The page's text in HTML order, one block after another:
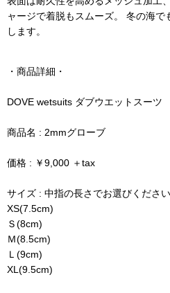
ャージで着脱もスムーズ。 冬の海
します。
・商品詳細・
DOVE wetsuits ダブウエットスーツ
商品名 : 2mmグローブ
価格 : ￥9,000 ＋tax
サイズ : 中指の長さでお選びください
XS(7.5cm)
Ｓ(8cm)
Ｍ(8.5cm)
Ｌ(9cm)
XL(9.5cm)